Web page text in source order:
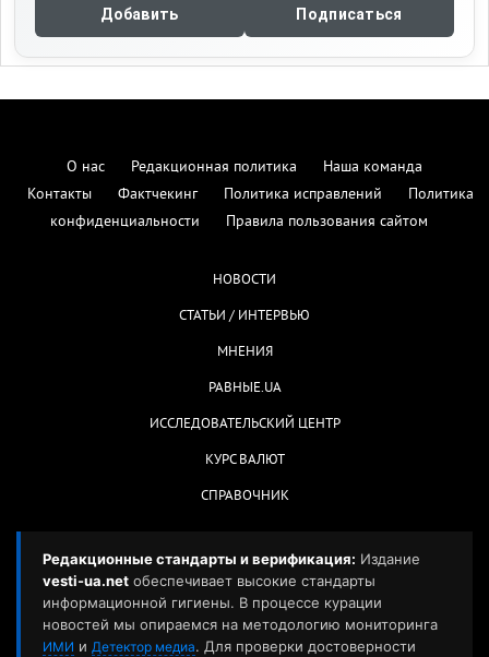
Добавить Подписаться
О нас Редакционная политика
Наша команда
Контакты
Фактчекинг Политика исправлений
Политика
конфиденциальности
Правила пользования сайтом
НОВОСТИ
СТАТЬИ / ИНТЕРВЬЮ
МНЕНИЯ
РАВНЫЕ.UA
ИССЛЕДОВАТЕЛЬСКИЙ ЦЕНТР
КУРС ВАЛЮТ
СПРАВОЧНИК
Редакционные стандарты и верификация: Издание
vesti-ua.net обеспечивает высокие стандарты
информационной гигиены. В процессе курации
новостей мы опираемся на методологию мониторинга
ИМИ и Детектор медиа. Для проверки достоверности